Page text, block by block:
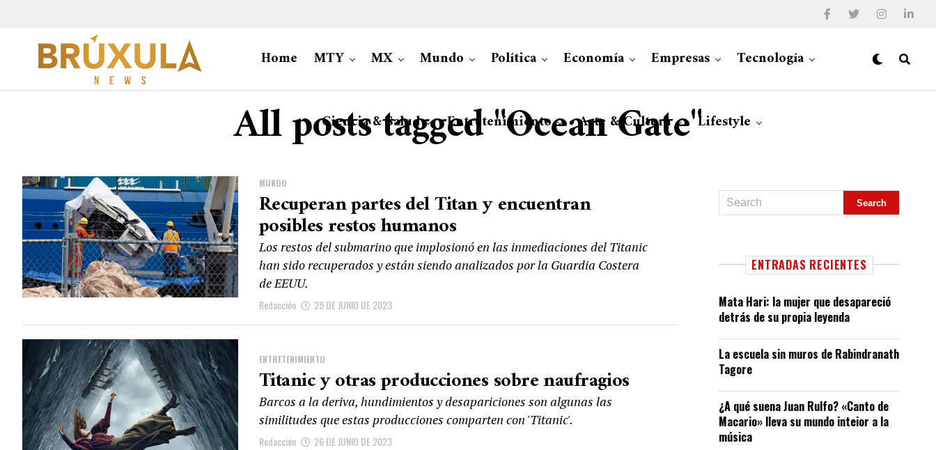
Home MTY MX Mundo Política Economía Empresas Tecnología
Ciencia & Salud Entretenimiento Arte & Cultura Lifestyle
All posts tagged "Ocean Gate"
MUNDO
Recuperan partes del Titan y encuentran
posibles restos humanos
Los restos del submarino que implosionó en las inmediaciones del Titanic
han sido recuperados y están siendo analizados por la Guardia Costera
de EEUU.
Redacción 29 DE JUNIO DE 2023
ENTRETENIMIENTO
Titanic y otras producciones sobre naufragios
Barcos a la deriva, hundimientos y desapariciones son algunas las
similitudes que estas producciones comparten con 'Titanic'.
Redacción 26 DE JUNIO DE 2023
ENTRADAS RECIENTES
Mata Hari: la mujer que desapareció
detrás de su propia leyenda
La escuela sin muros de Rabindranath
Tagore
¿A qué suena Juan Rulfo? «Canto de
Macario» lleva su mundo inteior a la
música